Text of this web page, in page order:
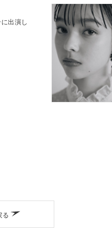
出演し
る